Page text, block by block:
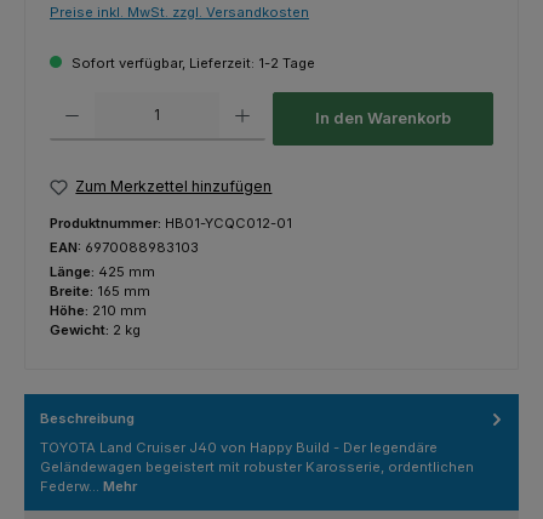
Preise inkl. MwSt. zzgl. Versandkosten
Sofort verfügbar, Lieferzeit: 1-2 Tage
In den Warenkorb
Zum Merkzettel hinzufügen
Produktnummer: HB01-YCQC012-01
EAN: 6970088983103
Länge: 425 mm
Breite: 165 mm
Höhe: 210 mm
Gewicht: 2 kg
Beschreibung
TOYOTA Land Cruiser J40 von Happy Build - Der legendäre
Geländewagen begeistert mit robuster Karosserie, ordentlichen
Federw… Mehr